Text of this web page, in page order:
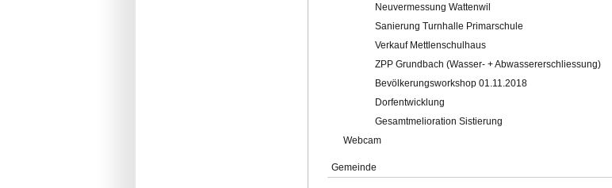
Neuvermessung Wattenwil
Sanierung Turnhalle Primarschule
Verkauf Mettlenschulhaus
ZPP Grundbach (Wasser- + Abwassererschliessung)
Bevölkerungsworkshop 01.11.2018
Dorfentwicklung
Gesamtmelioration Sistierung
Webcam
Gemeinde